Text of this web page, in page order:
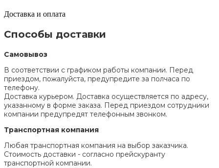
Доставка и оплата
Способы доставки
Самовывоз
В соответствии с графиком работы компании. Перед
приездом, пожалуйста, предупредите за полчаса по
телефону.
Доставка курьером. Доставка осуществляется по адресу,
указанному в форме заказа. Перед приездом сотрудники
компании предупредят телефонным звонком.
Транспортная компания
Любая транспортная компания на выбор заказчика.
Стоимость доставки - согласно прейскуранту
транспортной компании.